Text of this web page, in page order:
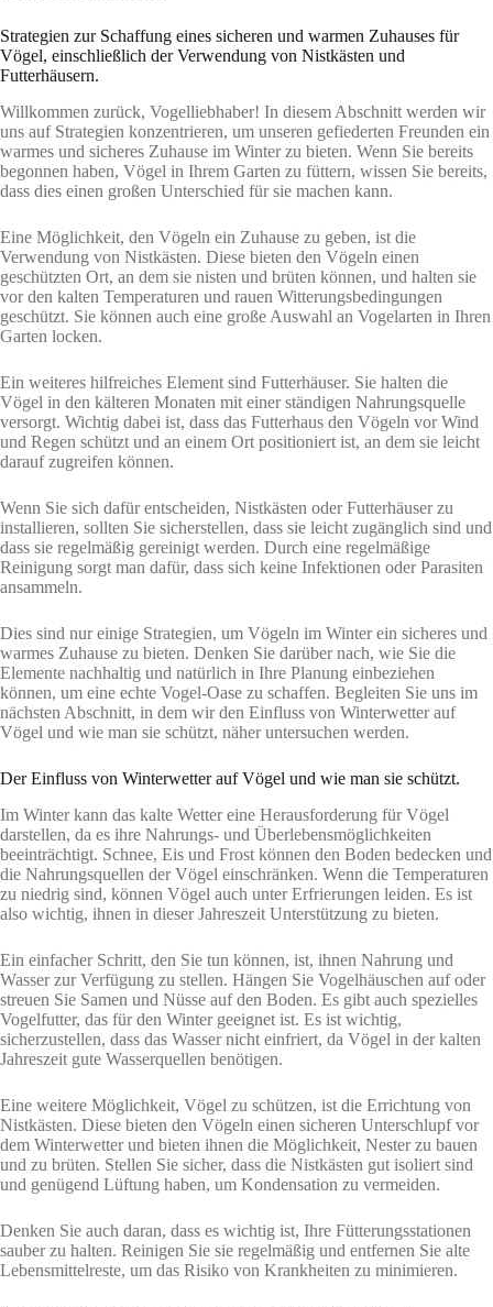
Strategien zur Schaffung eines sicheren und warmen Zuhauses für
Vögel, einschließlich der Verwendung von Nistkästen und
Futterhäusern.
Willkommen zurück, Vogelliebhaber! In diesem Abschnitt werden wir
uns auf Strategien konzentrieren, um unseren gefiederten Freunden ein
warmes und sicheres Zuhause im Winter zu bieten. Wenn Sie bereits
begonnen haben, Vögel in Ihrem Garten zu füttern, wissen Sie bereits,
dass dies einen großen Unterschied für sie machen kann.
Eine Möglichkeit, den Vögeln ein Zuhause zu geben, ist die
Verwendung von Nistkästen. Diese bieten den Vögeln einen
geschützten Ort, an dem sie nisten und brüten können, und halten sie
vor den kalten Temperaturen und rauen Witterungsbedingungen
geschützt. Sie können auch eine große Auswahl an Vogelarten in Ihren
Garten locken.
Ein weiteres hilfreiches Element sind Futterhäuser. Sie halten die
Vögel in den kälteren Monaten mit einer ständigen Nahrungsquelle
versorgt. Wichtig dabei ist, dass das Futterhaus den Vögeln vor Wind
und Regen schützt und an einem Ort positioniert ist, an dem sie leicht
darauf zugreifen können.
Wenn Sie sich dafür entscheiden, Nistkästen oder Futterhäuser zu
installieren, sollten Sie sicherstellen, dass sie leicht zugänglich sind und
dass sie regelmäßig gereinigt werden. Durch eine regelmäßige
Reinigung sorgt man dafür, dass sich keine Infektionen oder Parasiten
ansammeln.
Dies sind nur einige Strategien, um Vögeln im Winter ein sicheres und
warmes Zuhause zu bieten. Denken Sie darüber nach, wie Sie die
Elemente nachhaltig und natürlich in Ihre Planung einbeziehen
können, um eine echte Vogel-Oase zu schaffen. Begleiten Sie uns im
nächsten Abschnitt, in dem wir den Einfluss von Winterwetter auf
Vögel und wie man sie schützt, näher untersuchen werden.
Der Einfluss von Winterwetter auf Vögel und wie man sie schützt.
Im Winter kann das kalte Wetter eine Herausforderung für Vögel
darstellen, da es ihre Nahrungs- und Überlebensmöglichkeiten
beeinträchtigt. Schnee, Eis und Frost können den Boden bedecken und
die Nahrungsquellen der Vögel einschränken. Wenn die Temperaturen
zu niedrig sind, können Vögel auch unter Erfrierungen leiden. Es ist
also wichtig, ihnen in dieser Jahreszeit Unterstützung zu bieten.
Ein einfacher Schritt, den Sie tun können, ist, ihnen Nahrung und
Wasser zur Verfügung zu stellen. Hängen Sie Vogelhäuschen auf oder
streuen Sie Samen und Nüsse auf den Boden. Es gibt auch spezielles
Vogelfutter, das für den Winter geeignet ist. Es ist wichtig,
sicherzustellen, dass das Wasser nicht einfriert, da Vögel in der kalten
Jahreszeit gute Wasserquellen benötigen.
Eine weitere Möglichkeit, Vögel zu schützen, ist die Errichtung von
Nistkästen. Diese bieten den Vögeln einen sicheren Unterschlupf vor
dem Winterwetter und bieten ihnen die Möglichkeit, Nester zu bauen
und zu brüten. Stellen Sie sicher, dass die Nistkästen gut isoliert sind
und genügend Lüftung haben, um Kondensation zu vermeiden.
Denken Sie auch daran, dass es wichtig ist, Ihre Fütterungsstationen
sauber zu halten. Reinigen Sie sie regelmäßig und entfernen Sie alte
Lebensmittelreste, um das Risiko von Krankheiten zu minimieren.